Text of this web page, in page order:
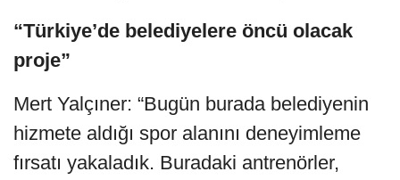
“Türkiye’de belediyelere öncü olacak
proje”
Mert Yalçıner: “Bugün burada belediyenin
hizmete aldığı spor alanını deneyimleme
fırsatı yakaladık. Buradaki antrenörler,